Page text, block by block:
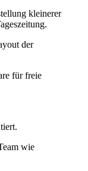
kleinerer
der
für freie
wie